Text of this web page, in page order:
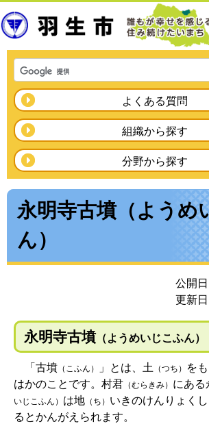
よくある質問
組織から探す
分野から探す
永明寺古墳（ようめ
ん）
公開
更新
永明寺古墳（ようめいじこふん）
「古墳 （こふん） 」とは、土 （つち）
を
はかのことです。村君 （むらきみ） にある
いじこふん） は地 （ち） いきのけんりょく
るとかんがえられます。